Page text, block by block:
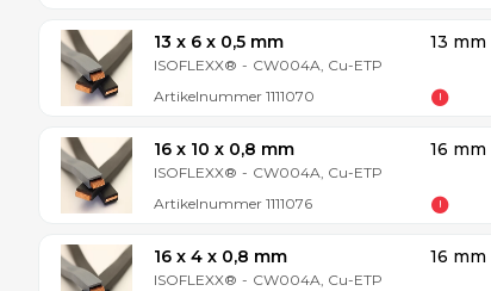
13 x 6 x 0,5 mm
ISOFLEXX® - CW004A, Cu-ETP
Artikelnummer 1111070
13 mm
16 x 10 x 0,8 mm
ISOFLEXX® - CW004A, Cu-ETP
Artikelnummer 1111076
16 mm
16 x 4 x 0,8 mm
ISOFLEXX® - CW004A, Cu-ETP
16 mm